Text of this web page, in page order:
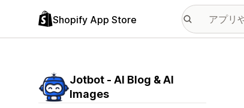
Shopify App Store
Jotbot ‑ AI Blog & AI
Images